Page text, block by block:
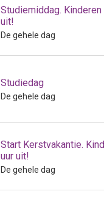
Studiemiddag.
uit!
De gehele dag
Studiedag
De gehele dag
Start Kerstvakantie.
uur uit!
De gehele dag